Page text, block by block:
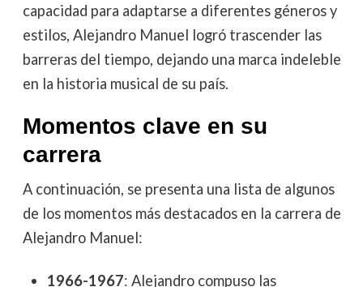
capacidad para adaptarse a diferentes géneros y
estilos, Alejandro Manuel logró trascender las
barreras del tiempo, dejando una marca indeleble
en la historia musical de su país.
Momentos clave en su
carrera
A continuación, se presenta una lista de algunos
de los momentos más destacados en la carrera de
Alejandro Manuel:
1966-1967: Alejandro compuso las